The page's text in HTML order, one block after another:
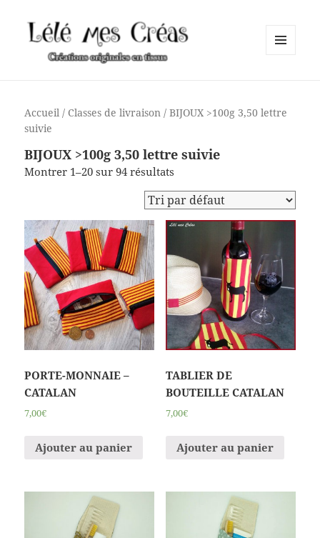
Accueil / Classes de livraison / BIJOUX >100g 3,50 lettre
suivie
BIJOUX >100g 3,50 lettre suivie
Montrer 1–20 sur 94 résultats
PORTE-MONNAIE –
CATALAN
7,00€
Ajouter au panier
TABLIER DE
BOUTEILLE CATALAN
7,00€
Ajouter au panier